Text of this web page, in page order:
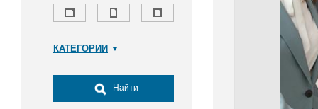
КАТЕГОРИИ
Досуг, туризм и отдых
Культура
Найти